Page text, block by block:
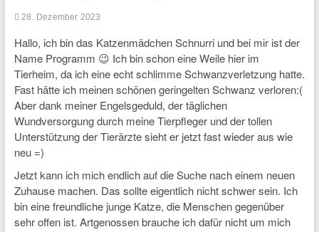
28. Dezember 2023
Hallo, ich bin das Katzenmädchen Schnurri und bei mir ist der
Name Programm 😉 Ich bin schon eine Weile hier im
Tierheim, da ich eine echt schlimme Schwanzverletzung hatte.
Fast hätte ich meinen schönen geringelten Schwanz verloren:(
Aber dank meiner Engelsgeduld, der täglichen
Wundversorgung durch meine Tierpfleger und der tollen
Unterstützung der Tierärzte sieht er jetzt fast wieder aus wie
neu =)
Jetzt kann ich mich endlich auf die Suche nach einem neuen
Zuhause machen. Das sollte eigentlich nicht schwer sein. Ich
bin eine freundliche junge Katze, die Menschen gegenüber
sehr offen ist. Artgenossen brauche ich dafür nicht um mich